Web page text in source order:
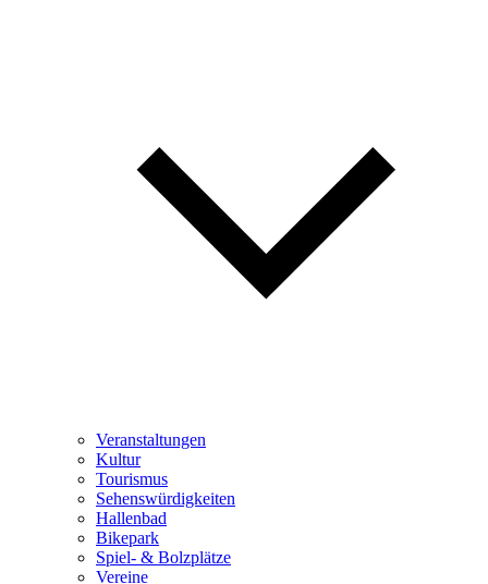
Veranstaltungen
Kultur
Tourismus
Sehenswürdigkeiten
Hallenbad
Bikepark
Spiel- & Bolzplätze
Vereine